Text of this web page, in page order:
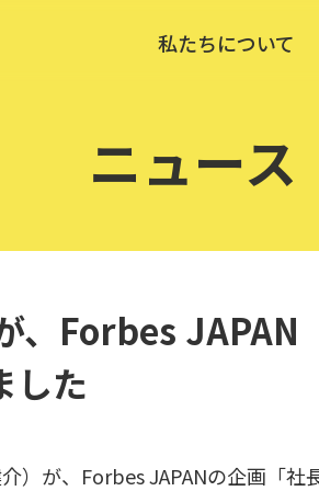
ニュース
、Forbes JAPAN
した
）が、Forbes JAPANの企画「
私たちについて